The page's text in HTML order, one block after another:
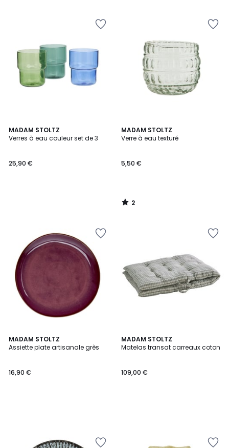
MADAM STOLTZ
Verres à eau couleur set de 3
25,90 €
MADAM STOLTZ
Verre à eau texturé
5,50 €
2
/
2
/
MADAM STOLTZ
Assiette plate artisanale grès
16,90 €
MADAM STOLTZ
Matelas transat carreaux coton
109,00 €